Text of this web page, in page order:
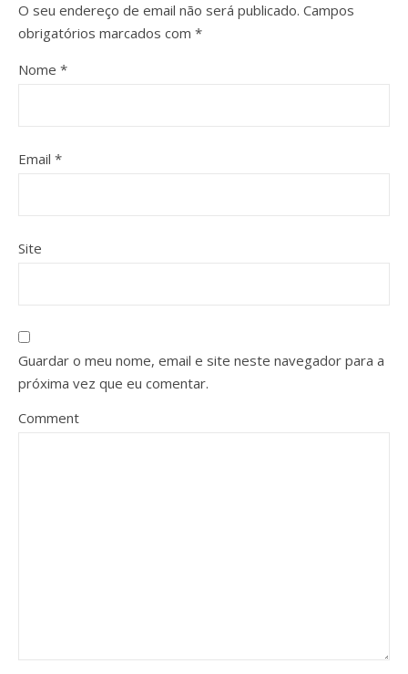
O seu endereço de email não será publicado. Campos
obrigatórios marcados com *
Nome *
Email *
Site
Guardar o meu nome, email e site neste navegador para a
próxima vez que eu comentar.
Comment